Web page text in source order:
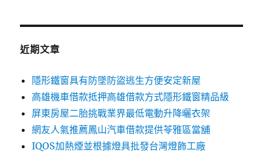
近期文章
隱形鐵窗具有防墜防盜逃生方便安定新屋
高雄機車借款抵押高雄借款方式隱形鐵窗精品級
屏東房屋二胎挑戰業界最低電動升降曬衣架
網友人氣推薦鳳山汽車借款提供苓雅區當舖
IQOS加熱煙並根據燈具批發台灣燈飾工廠